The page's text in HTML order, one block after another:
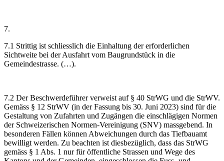
7.
7.1 Strittig ist schliesslich die Einhaltung der erforderlichen
Sichtweite bei der Ausfahrt vom Baugrundstück in die
Gemeindestrasse. (…).
7.2 Der Beschwerdeführer verweist auf § 40 StrWG und die StrWV.
Gemäss § 12 StrWV (in der Fassung bis 30. Juni 2023) sind für die
Gestaltung von Zufahrten und Zugängen die einschlägigen Normen
der Schweizerischen Normen-Vereinigung (SNV) massgebend. In
besonderen Fällen können Abweichungen durch das Tiefbauamt
bewilligt werden. Zu beachten ist diesbezüglich, dass das StrWG
gemäss § 1 Abs. 1 nur für öffentliche Strassen und Wege des